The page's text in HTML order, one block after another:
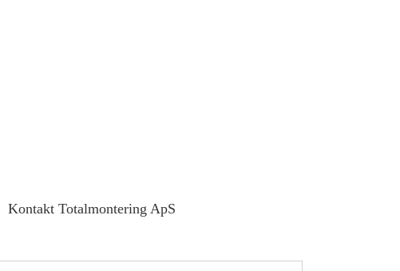
Kontakt Totalmontering ApS